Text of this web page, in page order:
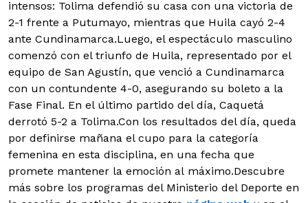
intensos: Tolima defendió su casa con una victoria de
2-1 frente a Putumayo, mientras que Huila cayó 2-4
ante Cundinamarca.Luego, el espectáculo masculino
comenzó con el triunfo de Huila, representado por el
equipo de San Agustín, que venció a Cundinamarca
con un contundente 4-0, asegurando su boleto a la
Fase Final. En el último partido del día, Caquetá
derrotó 5-2 a Tolima.Con los resultados del día, queda
por definirse mañana el cupo para la categoría
femenina en esta disciplina, en una fecha que
promete mantener la emoción al máximo.Descubre
más sobre los programas del Ministerio del Deporte en